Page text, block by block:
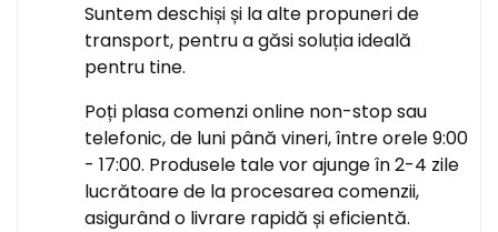
Suntem deschiși și la alte propuneri de
transport, pentru a găsi soluția ideală
pentru tine.
Poți plasa comenzi online non-stop sau
telefonic, de luni până vineri, între orele 9:00
- 17:00. Produsele tale vor ajunge în 2-4 zile
lucrătoare de la procesarea comenzii,
asigurând o livrare rapidă și eficientă.